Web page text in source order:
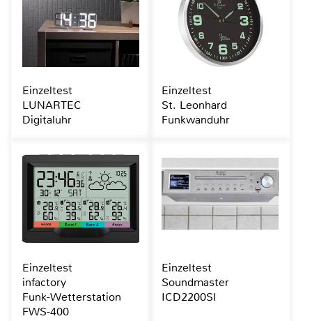
Einzeltest
LUNARTEC
Digitaluhr
Einzeltest
St. Leonhard
Funkwanduhr
Einzeltest
infactory
Funk-Wetterstation
FWS-400
Einzeltest
Soundmaster
ICD2200SI